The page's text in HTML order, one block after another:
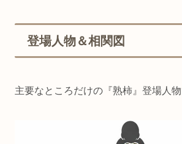
登場人物＆相関図
主要なところだけの『熟柿』登場人物